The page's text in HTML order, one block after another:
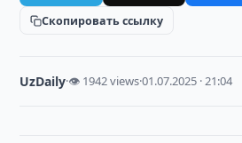
Скопировать ссылку
UzDaily·👁 1942 views·01.07.2025 · 21:04